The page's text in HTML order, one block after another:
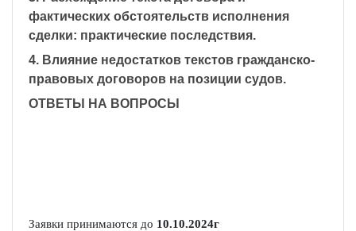
фактических обстоятельств исполнения
сделки: практические последствия.
4. Влияние недостатков текстов гражданско-
правовых договоров на позиции судов.
ОТВЕТЫ НА ВОПРОСЫ
Заявки принимаются до 10.10.2024г